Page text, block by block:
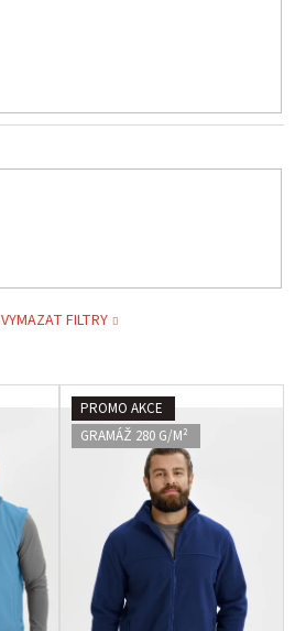
VYMAZAT FILTRY
PROMO AKCE
GRAMÁŽ 280 G/M²